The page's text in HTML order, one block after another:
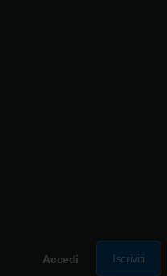
Accedi Iscriviti